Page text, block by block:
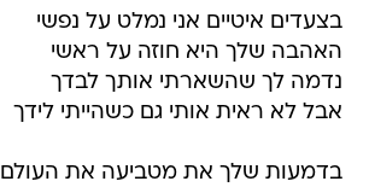
בצעדים איטיים אני נמלט על נפשי
האהבה שלך היא חוזה על ראשי
נדמה לך שהשארתי אותך לבדך
אבל לא ראית אותי גם כשהייתי לידך
בדמעות שלך את מטביעה את העולם